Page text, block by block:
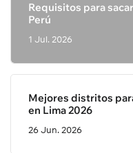
Requisitos para
Perú
1 Jul. 2026
Mejores distritos
en Lima 2026
26 Jun. 2026